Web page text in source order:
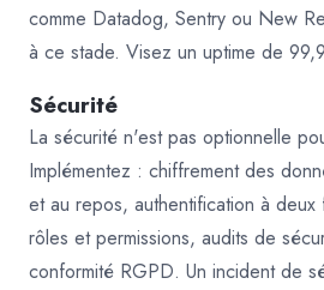
comme Datadog, Sentry ou New
à ce stade. Visez un uptime de
Sécurité
La sécurité n'est pas optionnelle
Implémentez : chiffrement des
et au repos, authentification à
rôles et permissions, audits de
conformité RGPD. Un incident de